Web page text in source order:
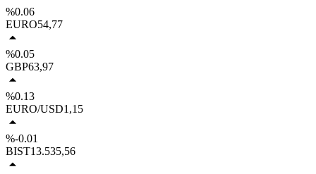
%0.06
EURO54,77
%0.05
GBP63,97
%0.13
EURO/USD1,15
%-0.01
BIST13.535,56